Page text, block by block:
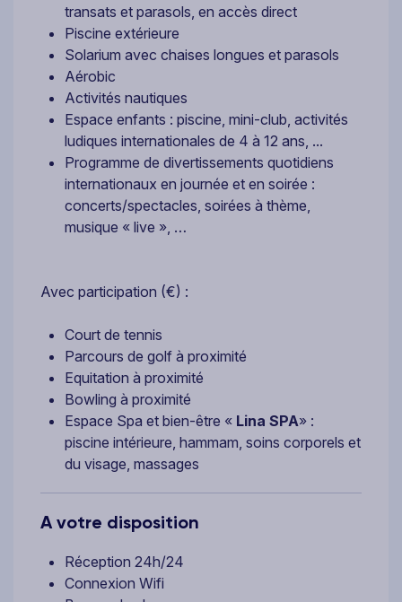
transats et parasols, en accès direct
Piscine extérieure
Solarium avec chaises longues et parasols
Aérobic
Activités nautiques
Espace enfants : piscine, mini-club, activités
ludiques internationales de 4 à 12 ans, ...
Programme de divertissements quotidiens
internationaux en journée et en soirée :
concerts/spectacles, soirées à thème,
musique « live », …
Avec participation (€) :
Court de tennis
Parcours de golf à proximité
Equitation à proximité
Bowling à proximité
Espace Spa et bien-être « Lina SPA» :
piscine intérieure, hammam, soins corporels et
du visage, massages
A votre disposition
Réception 24h/24
Connexion Wifi